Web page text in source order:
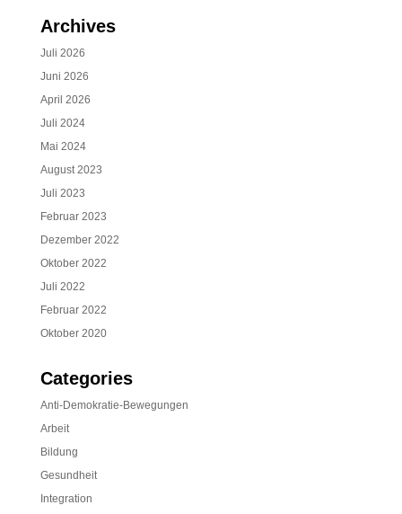
Archives
Juli 2026
Juni 2026
April 2026
Juli 2024
Mai 2024
August 2023
Juli 2023
Februar 2023
Dezember 2022
Oktober 2022
Juli 2022
Februar 2022
Oktober 2020
Categories
Anti-Demokratie-Bewegungen
Arbeit
Bildung
Gesundheit
Integration